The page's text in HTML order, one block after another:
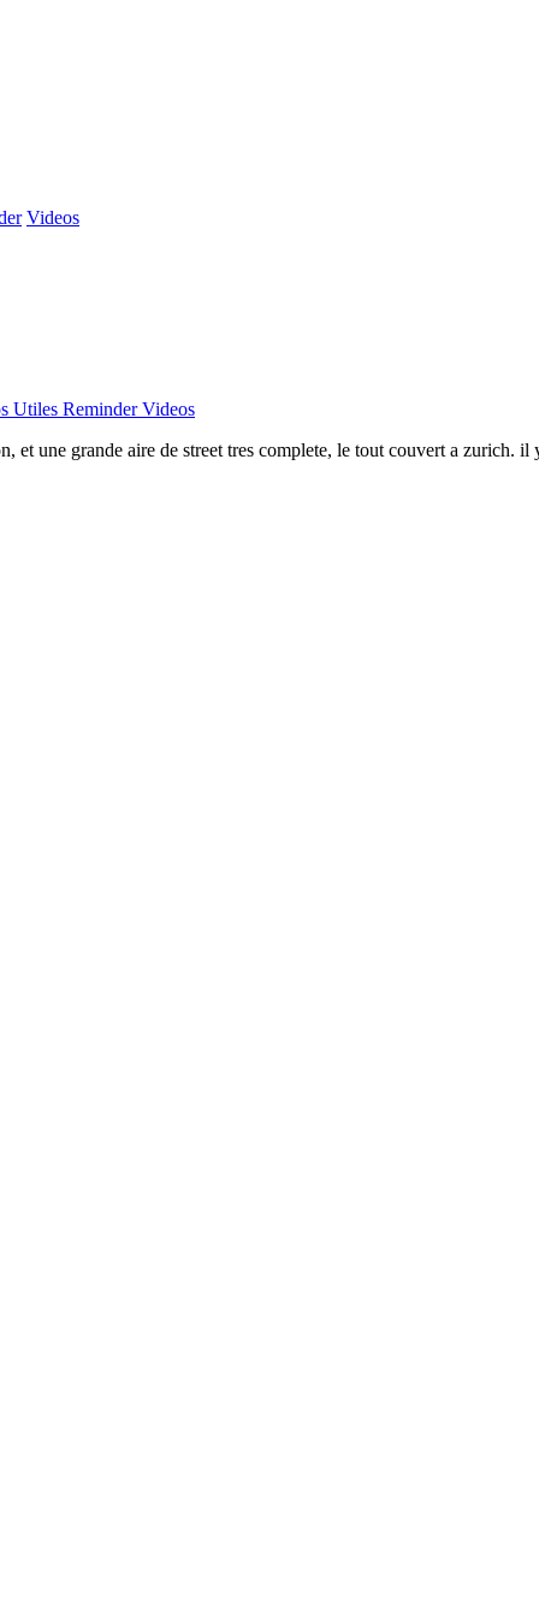
Videos
Utiles Reminder Videos
une grande aire de street tres complete, le tout couvert a zurich.